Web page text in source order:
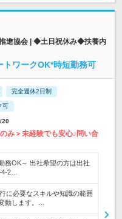
進協会 | ◆土日祝休み◆扶養内
トワークOK*時短勤務可
完全週休2日制
可
20
み＞未経験でも安心♪問い合
務OK～ 出社希望の方は出社
2…
に必要なスキルや知識の範囲
動します。…